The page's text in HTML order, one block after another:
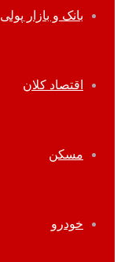
بانک و بازار پولی
اقتصاد کلان
مسکن
خودرو